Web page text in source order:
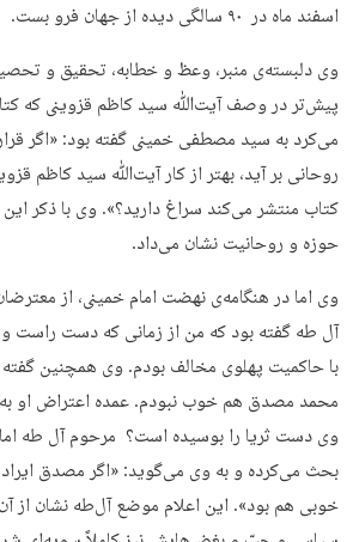
اسفند ماه در ۹۰ سالگی دیده از جهان فرو بست.
وی دلبسته‌ی منبر، وعظ و خطابه، تحقیق و
پیش‌تر در وصف آیت‌ﷲ سید کاظم قزوینی که
می‌کرد به سید مصطفی خمینی گفته بود: «اگر
روحانی بر آید، بهتر از کار آیت‌ﷲ سید کاظم
کتاب منتشر می‌کند سراغ دارید؟». وی با ذکر این
حوزه و روحانیت نشان می‌داد.
وی اما در هنگامه‌ی نهضت امام خمینی، از
آل طه گفته بود که من از زمانی که دست راست
با حاکمیت پهلوی مخالف بودم. وی همچنین گفته
محمد مصدق هم خوب نبودم. عمده اعتراض او
وی دست ثریا را بوسیده است؟ مرحوم آل طه
بحث می‌کرده و به وی می‌گوید: «اگر مصدق
خوبی هم بود». این اعلام موضع آل‌طه نشان از